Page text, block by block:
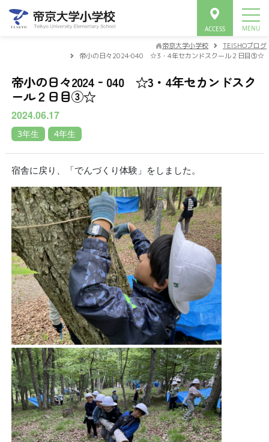
帝京大学小学校
TEISHOブログ
帝小の日々2024‐040 ☆3・4年セカンドスクール２日目③☆
帝小の日々2024‐040 ☆3・4年セカンドスク
ール２日目③☆
2024.06.17
3年生 4年生
宿舎に戻り、「でんづくり体験」をしました。